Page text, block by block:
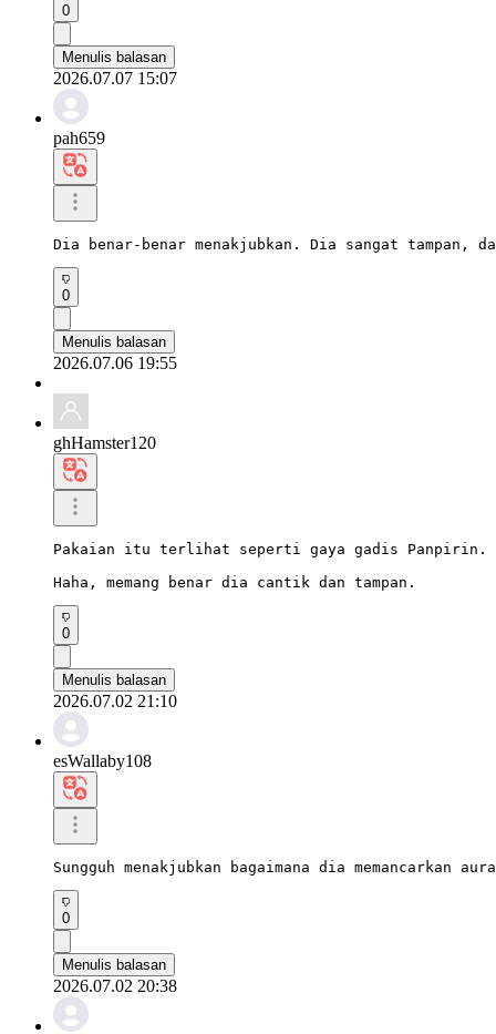
0
Menulis balasan
2026.07.07 15:07
pah659
Dia benar-benar menakjubkan. Dia sangat tampan,
0
Menulis balasan
2026.07.06 19:55
ghHamster120
Pakaian itu terlihat seperti gaya gadis Panpirin.
Haha, memang benar dia cantik dan tampan.
0
Menulis balasan
2026.07.02 21:10
esWallaby108
Sungguh menakjubkan bagaimana dia
0
Menulis balasan
2026.07.02 20:38